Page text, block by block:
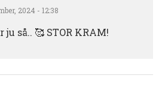
2024 - 12:38
ju så.. 🥰 STOR KRAM!